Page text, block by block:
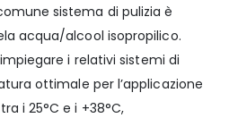
sistema di pulizia è
acqua/alcool isopropilico.
i relativi sistemi di
ottimale per l’applicazione
i 25°C e i +38°C,